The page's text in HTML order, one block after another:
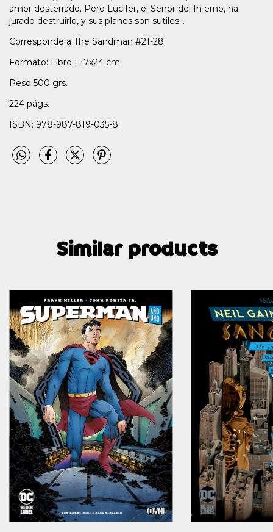
amor desterrado. Pero Lucifer, el Senor del In erno, ha
jurado destruirlo, y sus planes son sutiles...
Corresponde a The Sandman #21-28.
Formato: Libro | 17x24 cm
Peso 500 grs.
224 págs.
ISBN: 978-987-819-035-8
Similar products